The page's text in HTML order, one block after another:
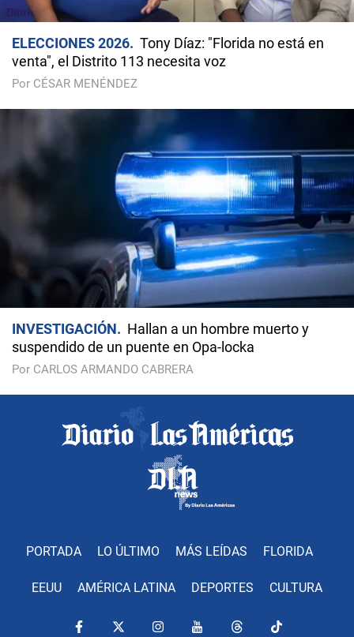
ELECCIONES 2026
Tony Díaz: "Florida no está en
venta", el Distrito 113 necesita voz
Por CÉSAR MENÉNDEZ
INVESTIGACIÓN
Hallan a un hombre muerto y
suspendido de un puente en Opa-locka
Por CARLOS ARMANDO CABRERA
PORTADA LO ÚLTIMO MÁS LEÍDAS FLORIDA
EEUU AMÉRICA LATINA DEPORTES CULTURA